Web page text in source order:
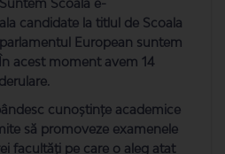
Scoala e-
candidate la titlul de Scoala
European suntem
acest moment avem 14
cunoştinţe academice
să promoveze examenele
facultăţi pe care o aleg atat